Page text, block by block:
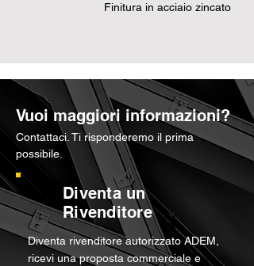
Finitura in acciaio zincato
Vuoi maggiori informazioni?
Contattaci. Ti risponderemo il prima
possibile.
Diventa un
Rivenditore
Diventa rivenditore autorizzato ADEM,
ricevi una proposta commerciale e